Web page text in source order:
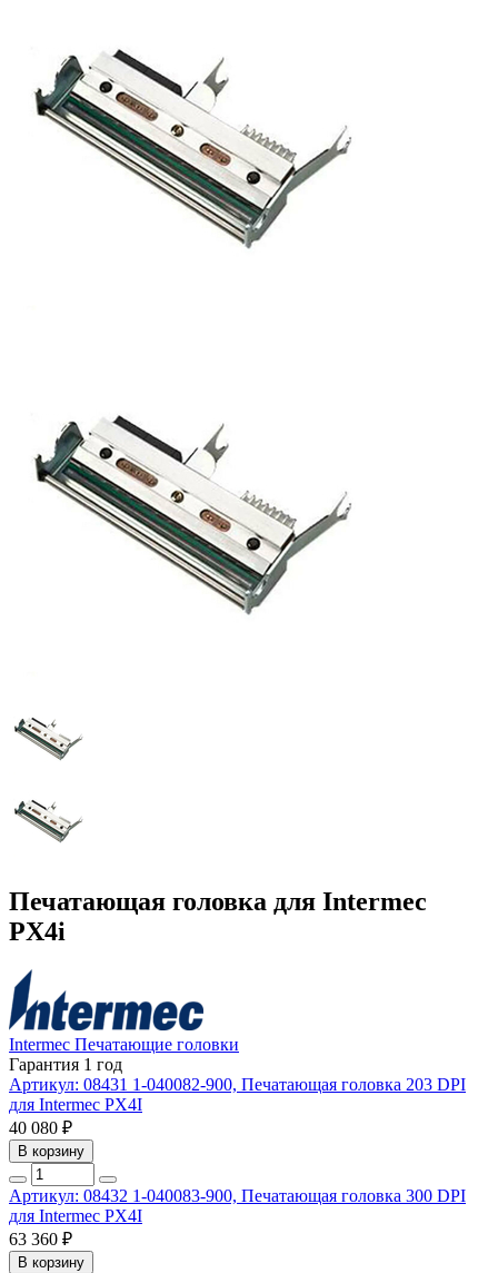
Печатающая головка для Intermec
PX4i
Intermec Печатающие головки
Гарантия 1 год
Артикул: 08431 1-040082-900, Печатающая головка 203 DPI
для Intermec PX4I
40 080 ₽
В корзину
Артикул: 08432 1-040083-900, Печатающая головка 300 DPI
для Intermec PX4I
63 360 ₽
В корзину